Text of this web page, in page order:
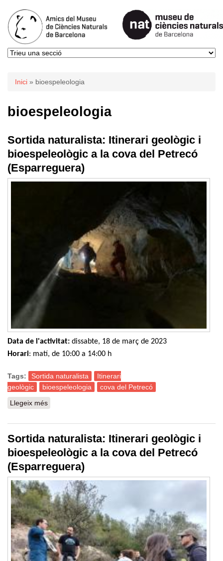
Esteu aquí
Inici » bioespeleologia
bioespeleologia
Sortida naturalista: Itinerari geològic i
bioespeleològic a la cova del Petrecó
(Esparreguera)
Data de l'activitat: dissabte, 18 de març de 2023
Horari: matí, de 10:00 a 14:00 h
Tags: Sortida naturalista
Itinerari
geològic
bioespeleologia
cova del Petrecó
Llegeix més
Sortida naturalista: Itinerari geològic i
bioespeleològic a la cova del Petrecó
(Esparreguera)